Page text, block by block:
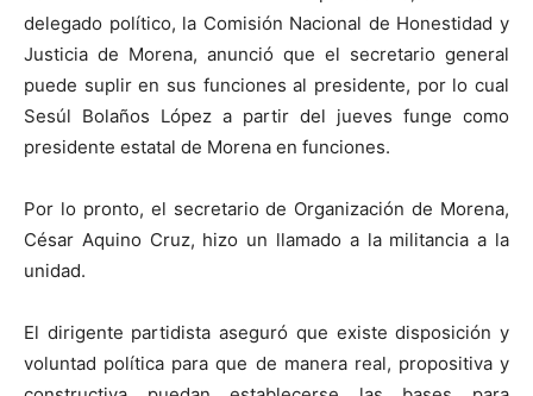
delegado político, la Comisión Nacional de Honestidad y
Justicia de Morena, anunció que el secretario general
puede suplir en sus funciones al presidente, por lo cual
Sesúl Bolaños López a partir del jueves funge como
presidente estatal de Morena en funciones.
Por lo pronto, el secretario de Organización de Morena,
César Aquino Cruz, hizo un llamado a la militancia a la
unidad.
El dirigente partidista aseguró que existe disposición y
voluntad política para que de manera real, propositiva y